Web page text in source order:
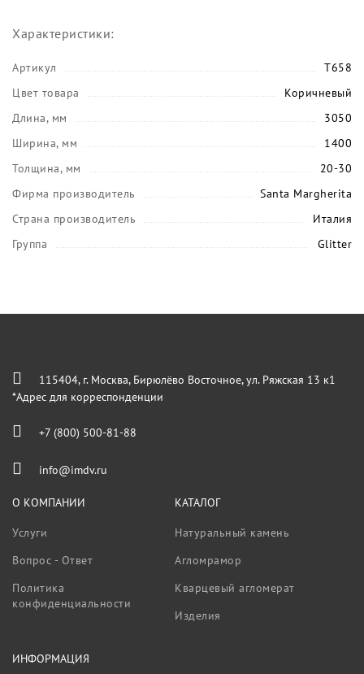
Характеристики:
Артикул
T658
Цвет товара
Коричневый
Длина, мм
3050
Ширина, мм
1400
Толщина, мм
20-30
Фирма производитель
Santa Margherita
Страна производитель
Италия
Группа
Glitter
115404, г. Москва, Бирюлёво Восточное, ул. Ряжская 13 к1
*Адрес для корреспонденции
+7 (800) 500-81-88
info@imdv.ru
О КОМПАНИИ
Услуги
Вопрос - Ответ
Политика
конфиденциальности
КАТАЛОГ
Натуральный камень
Агломрамор
Кварцевый агломерат
Изделия
ИНФОРМАЦИЯ